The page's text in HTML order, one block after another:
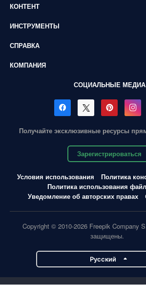
КОНТЕНТ
ИНСТРУМЕНТЫ
СПРАВКА
КОМПАНИЯ
СОЦИАЛЬНЫЕ МЕДИА
Получайте эксклюзивные ресурсы
Зарегистрироваться
Условия использования
Политика
Политика использования
Уведомление об авторских правах
Copyright © 2010-2026 Freepik Company
защищены.
Pусский